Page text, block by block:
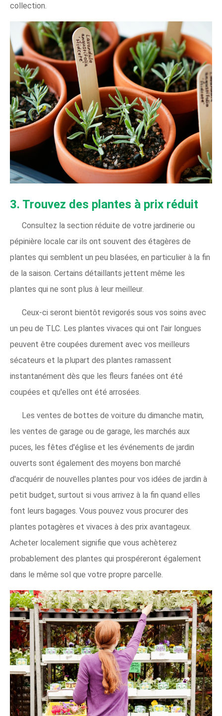
collection.
3. Trouvez des plantes à prix réduit
Consultez la section réduite de votre jardinerie ou
pépinière locale car ils ont souvent des étagères de
plantes qui semblent un peu blasées, en particulier à la fin
de la saison. Certains détaillants jettent même les
plantes qui ne sont plus à leur meilleur.
Ceux-ci seront bientôt revigorés sous vos soins avec
un peu de TLC. Les plantes vivaces qui ont l'air longues
peuvent être coupées durement avec vos meilleurs
sécateurs et la plupart des plantes ramassent
instantanément dès que les fleurs fanées ont été
coupées et qu'elles ont été arrosées.
Les ventes de bottes de voiture du dimanche matin,
les ventes de garage ou de garage, les marchés aux
puces, les fêtes d'église et les événements de jardin
ouverts sont également des moyens bon marché
d'acquérir de nouvelles plantes pour vos idées de jardin à
petit budget, surtout si vous arrivez à la fin quand elles
font leurs bagages. Vous pouvez vous procurer des
plantes potagères et vivaces à des prix avantageux.
Acheter localement signifie que vous achèterez
probablement des plantes qui prospéreront également
dans le même sol que votre propre parcelle.